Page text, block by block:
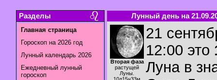
Разделы
Главная страница
Гороскоп на 2026 год
Лунный календарь 2026
Ежедневный лунный
гороскоп
Лунный день на
Вторая фаза
растущей
Луны.
21
12:00 это
Луна в